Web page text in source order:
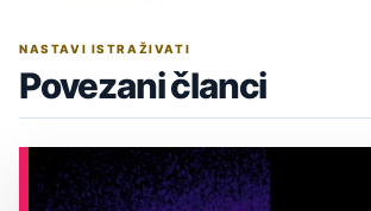
NASTAVI ISTRAŽIVATI
Povezani članci